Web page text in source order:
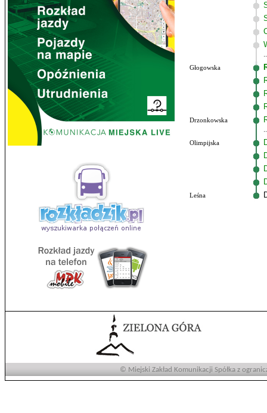
Głogowska
Drzonkowska
Olimpijska
Leśna
© Miejski Zakład Komunikacji Spółka z